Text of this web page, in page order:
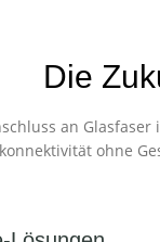
Die
an
ohne